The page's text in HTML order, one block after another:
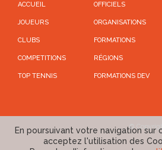
ACCUEIL
JOUEURS
CLUBS
COMPETITIONS
TOP TENNIS
OFFICIELS
ORGANISATIONS
FORMATIONS
RÉGIONS
FORMATIONS DEV
©
En poursuivant votre navigation sur
acceptez l'utilisation des